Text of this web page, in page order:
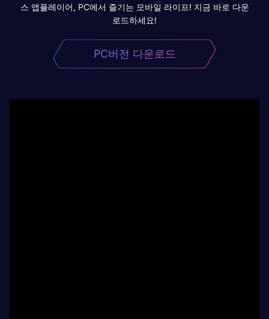
스 앱플레이어, PC에서 즐기는 모바일 라이프! 지금 바로 다운
로드하세요!
PC버전 다운로드